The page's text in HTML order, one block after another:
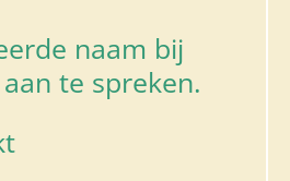
naam bij
te spreken.